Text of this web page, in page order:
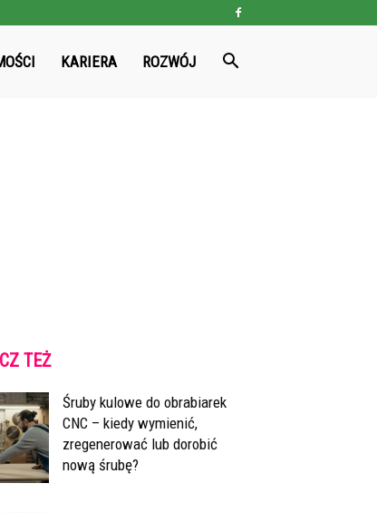
KARIERA ROZWÓJ
TEŻ
Śruby kulowe do obrabiarek
CNC – kiedy wymienić,
zregenerować lub dorobić
nową śrubę?